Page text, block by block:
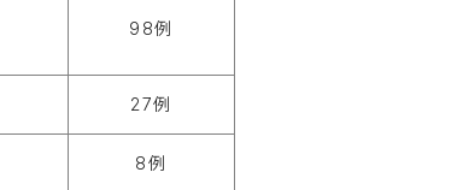
98例
27例
8例